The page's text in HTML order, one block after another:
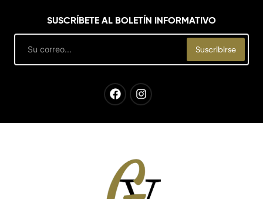
SUSCRÍBETE AL BOLETÍN INFORMATIVO
Suscribirse
FacebookInstagram